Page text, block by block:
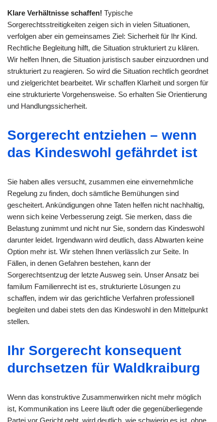
Klare Verhältnisse schaffen! Typische
Sorgerechtsstreitigkeiten zeigen sich in vielen Situationen,
verfolgen aber ein gemeinsames Ziel: Sicherheit für Ihr Kind.
Rechtliche Begleitung hilft, die Situation strukturiert zu klären.
Wir helfen Ihnen, die Situation juristisch sauber einzuordnen und
strukturiert zu reagieren. So wird die Situation rechtlich geordnet
und zielgerichtet bearbeitet. Wir schaffen Klarheit und sorgen für
eine strukturierte Vorgehensweise. So erhalten Sie Orientierung
und Handlungssicherheit.
Sorgerecht entziehen – wenn
das Kindeswohl gefährdet ist
Sie haben alles versucht, zusammen eine einvernehmliche
Regelung zu finden, doch sämtliche Bemühungen sind
gescheitert. Ankündigungen ohne Taten helfen nicht nachhaltig,
wenn sich keine Verbesserung zeigt. Sie merken, dass die
Belastung zunimmt und nicht nur Sie, sondern das Kindeswohl
darunter leidet. Irgendwann wird deutlich, dass Abwarten keine
Option mehr ist. Wir stehen Ihnen verlässlich zur Seite. In
Fällen, in denen Gefahren bestehen, kann der
Sorgerechtsentzug der letzte Ausweg sein. Unser Ansatz bei
familum Familienrecht ist es, strukturierte Lösungen zu
schaffen, indem wir das gerichtliche Verfahren professionell
begleiten und dabei stets den das Kindeswohl in den Mittelpunkt
stellen.
Ihr Sorgerecht konsequent
durchsetzen für Waldkraiburg
Wenn das konstruktive Zusammenwirken nicht mehr möglich
ist, Kommunikation ins Leere läuft oder die gegenüberliegende